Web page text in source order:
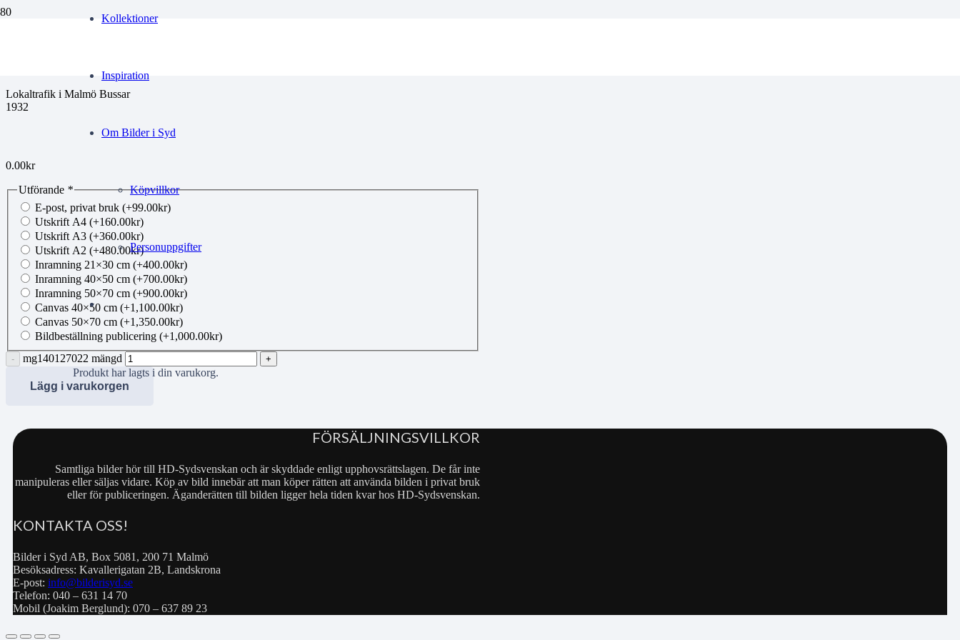
Kollektioner
Inspiration
Om Bilder i Syd
Köpvillkor
Personuppgifter
Produkt har lagts i din varukorg.
Lokaltrafik i Malmö Bussar
1932
0.00kr
Utförande *
E-post, privat bruk (+99.00kr)
Utskrift A4 (+160.00kr)
Utskrift A3 (+360.00kr)
Utskrift A2 (+480.00kr)
Inramning 21×30 cm (+400.00kr)
Inramning 40×50 cm (+700.00kr)
Inramning 50×70 cm (+900.00kr)
Canvas 40×50 cm (+1,100.00kr)
Canvas 50×70 cm (+1,350.00kr)
Bildbeställning publicering (+1,000.00kr)
mg140127022 mängd
Lägg i varukorgen
FÖRSÄLJNINGSVILLKOR
Samtliga bilder hör till HD-Sydsvenskan och är skyddade enligt upphovsrättslagen. De får inte
manipuleras eller säljas vidare. Köp av bild innebär att man köper rätten att använda bilden i privat bruk
eller för publiceringen. Äganderätten till bilden ligger hela tiden kvar hos HD-Sydsvenskan.
KONTAKTA OSS!
Bilder i Syd AB, Box 5081, 200 71 Malmö
Besöksadress: Kavallerigatan 2B, Landskrona
E-post: info@bilderisyd.se
Telefon: 040 – 631 14 70
Mobil (Joakim Berglund): 070 – 637 89 23